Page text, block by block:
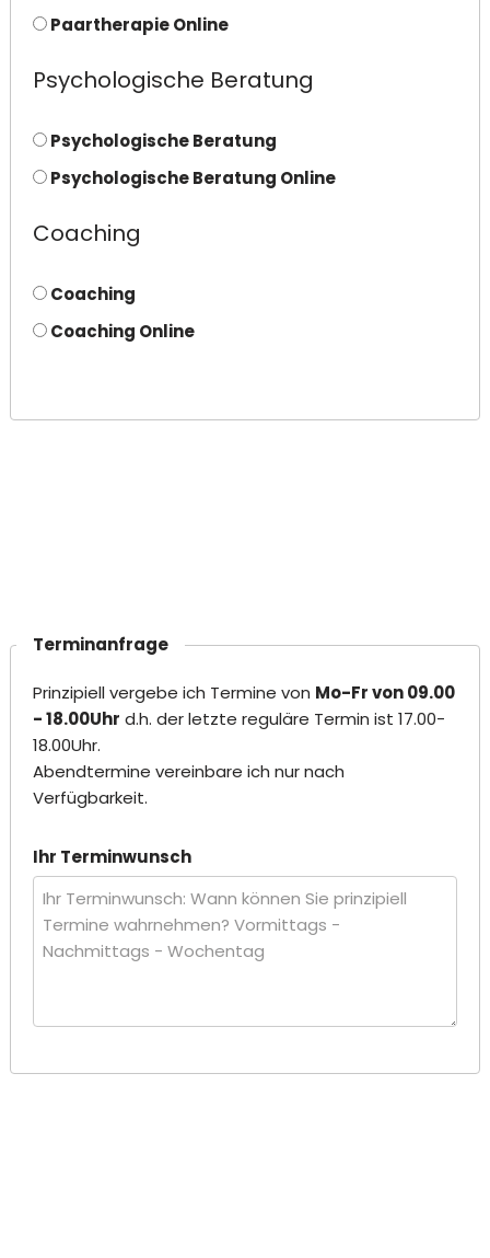
Paartherapie Online
Psychologische Beratung
Psychologische Beratung
Psychologische Beratung Online
Coaching
Coaching
Coaching Online
Terminanfrage
Prinzipiell vergebe ich Termine von Mo-Fr von 09.00
- 18.00Uhr d.h. der letzte reguläre Termin ist 17.00-
18.00Uhr.
Abendtermine vereinbare ich nur nach
Verfügbarkeit.
Ihr Terminwunsch